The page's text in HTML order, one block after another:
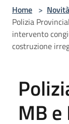
Home > Novità
Polizia
intervento
costruzione
MB